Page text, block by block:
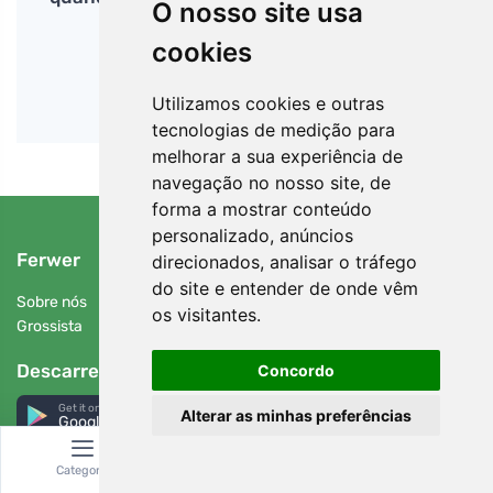
O nosso site usa
cookies
Utilizamos cookies e outras
tecnologias de medição para
melhorar a sua experiência de
navegação no nosso site, de
forma a mostrar conteúdo
personalizado, anúncios
direcionados, analisar o tráfego
do site e entender de onde vêm
os visitantes.
Concordo
Alterar as minhas preferências
Ferwer
Sobre nós
Grossista
Descarregue a aplicação
Get it on
Google Play
Categoria